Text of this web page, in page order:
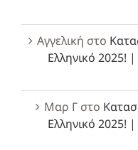
Αγγελική στο
Ελληνικό 2025!
Μαρ Γστο
Ελληνικό 2025!